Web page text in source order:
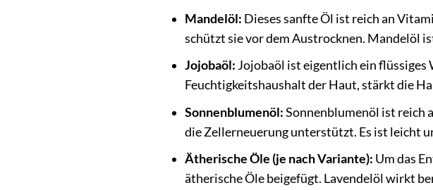
Mandelöl: Dieses sanfte Öl ist reich an
schützt sie vor dem Austrocknen. Mandelöl
Jojobaöl:Jojobaöl ist eigentlich ein flüssiges
Feuchtigkeitshaushalt der Haut, stärkt die
Sonnenblumenöl:Sonnenblumenöl ist reich
die Zellerneuerung unterstützt. Es ist leicht
Ätherische Öle (je nach Variante): Um das
ätherische Öle beigefügt. Lavendelöl wirkt